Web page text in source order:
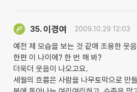
35. 이경여 2009.10.29 12:03
예전 제 모습을 보는 것 같애 조용한 웃
한편 이 나이에? 한 번 해 봐?
더욱더 웃음이 나오고요.
세월의 흐름은 사람을 나무토막으로 만